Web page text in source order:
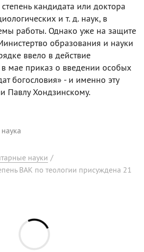
кандидата или доктора
и т. д. наук, в
работы. Однако уже на защите
образования и науки
ввело в действие
мае приказ о введении особых
богословия» - и именно эту
Павлу Хондзинскому.
науки /
ВАК по теологии присуждена 21